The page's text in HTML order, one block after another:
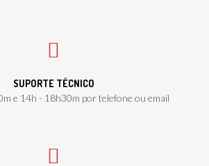
SUPORTE TÉCNICO
e 14h - 18h30m por telefone ou email